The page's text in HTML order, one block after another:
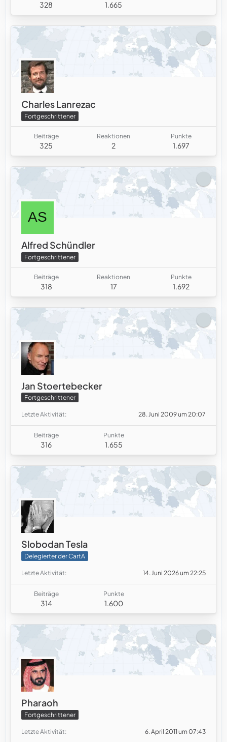
328 1.665
Charles Lanrezac
Fortgeschrittener
Beiträge
325
Reaktionen
2
Punkte
1.697
Alfred Schündler
Fortgeschrittener
Beiträge
318
Reaktionen
17
Punkte
1.692
Jan Stoertebecker
Fortgeschrittener
Letzte Aktivität 28. Juni 2009 um 20:07
Beiträge
316
Punkte
1.655
Slobodan Tesla
Delegierter der CartA
Letzte Aktivität 14. Juni 2026 um 22:25
Beiträge
314
Punkte
1.600
Pharaoh
Fortgeschrittener
Letzte Aktivität 6. April 2011 um 07:43